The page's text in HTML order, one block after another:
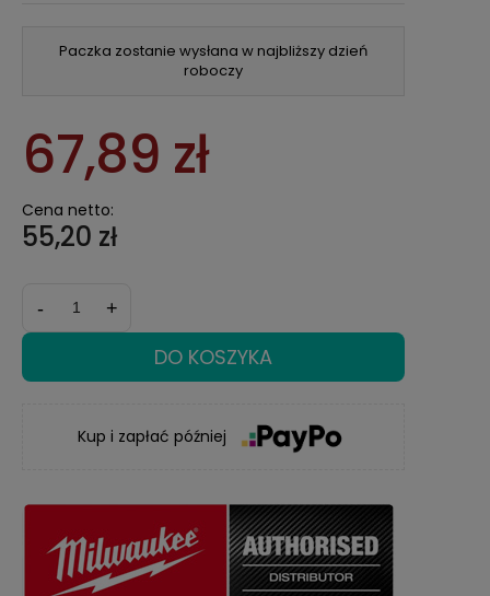
Paczka zostanie wysłana w najbliższy dzień
roboczy
67,89 zł
Cena netto:
55,20 zł
- +
DO KOSZYKA
Kup i zapłać później